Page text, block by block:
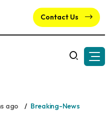
Contact Us
ago Breaking-News